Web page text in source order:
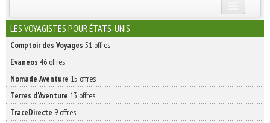
INSCRIVEZ-VOUS | ABONNEZ-VOUS
LES VOYAGISTES POUR ÉTATS-UNIS
Comptoir des Voyages 51 offres
Evaneos 46 offres
Nomade Aventure 15 offres
Terres d'Aventure 13 offres
TraceDirecte 9 offres